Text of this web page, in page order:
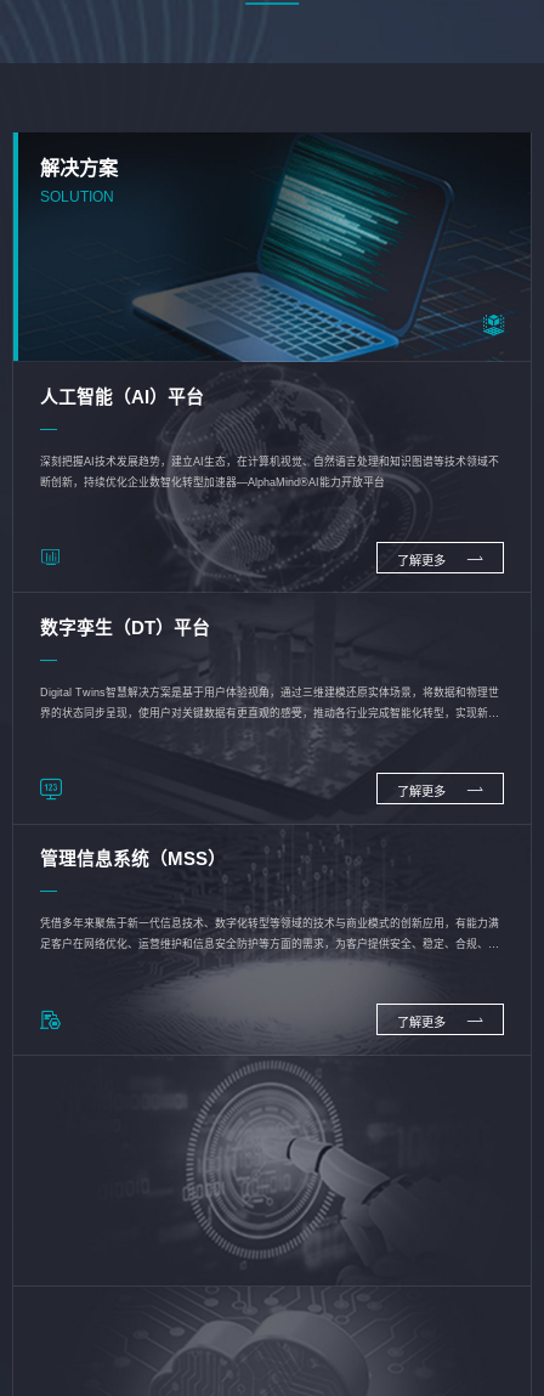
解决方案
SOLUTION
人工智能（AI）平台
深刻把握AI技术发展趋势，建立AI生态，在计算机视觉、自然语言处理和知识图谱等技术领域不
断创新，持续优化企业数智化转型加速器—AlphaMind®AI能力开放平台
了解更多
数字孪生（DT）平台
Digital Twins智慧解决方案是基于用户体验视角，通过三维建模还原实体场景，将数据和物理世
界的状态同步呈现，使用户对关键数据有更直观的感受，推动各行业完成智能化转型，实现新旧
了解更多
管理信息系统（MSS）
凭借多年来聚焦于新一代信息技术、数字化转型等领域的技术与商业模式的创新应用，有能力满
足客户在网络优化、运营维护和信息安全防护等方面的需求，为客户提供安全、稳定、合规、持
了解更多